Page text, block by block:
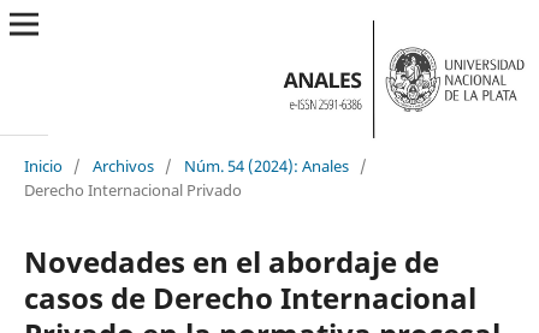
Inicio / Archivos / Núm. 54 (2024): Anales /
Derecho Internacional Privado
Novedades en el abordaje de
casos de Derecho Internacional